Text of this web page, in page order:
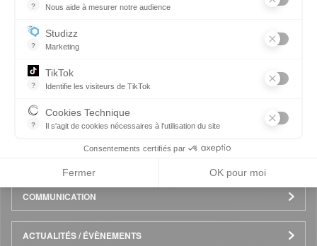
? Nous aide à mesurer notre audience
?
Studizz
Marketing
?
TikTok
Identifie les visiteurs de TikTok
?
Cookies Technique
Il s'agit de cookies nécessaires à l'utilisation du site
Consentements certifiés par
Fermer OK pour moi
Menu
Pied
de
ESPACE CANDIDAT
ESPACE ENTREPRISE
NOS FORMATIONS
COMMUNICATION
ACTUALITÉS / ÉVÈNEMENTS